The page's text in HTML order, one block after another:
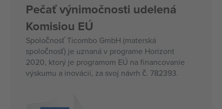
Pečať výnimočnosti udelená
Komisiou EÚ
Spoločnosť Ticombo GmbH (materská
spoločnosť) je uznaná v programe Horizont
2020, ktorý je programom EÚ na financovanie
výskumu a inovácií, za svoj návrh č. 782393.